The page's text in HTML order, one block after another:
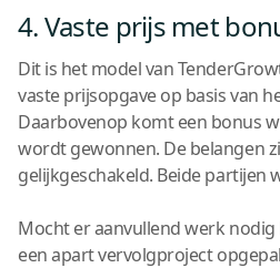
4. Vaste prijs met
Dit is het model van
vaste prijsopgave op basis van
Daarbovenop komt een bonus
wordt gewonnen. De belangen
gelijkgeschakeld. Beide partijen
Mocht er aanvullend werk
een apart vervolgproject